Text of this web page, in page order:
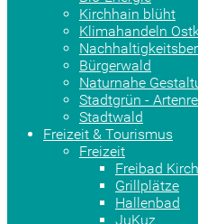
Kirchhain blüht
Klimahandeln
Bürgerwald
Naturnahe
Stadtgrün -
Stadtwald
Freizeit & Tourismus
Freizeit
Freibad
Grillplätze
Hallenbad
JuKuz